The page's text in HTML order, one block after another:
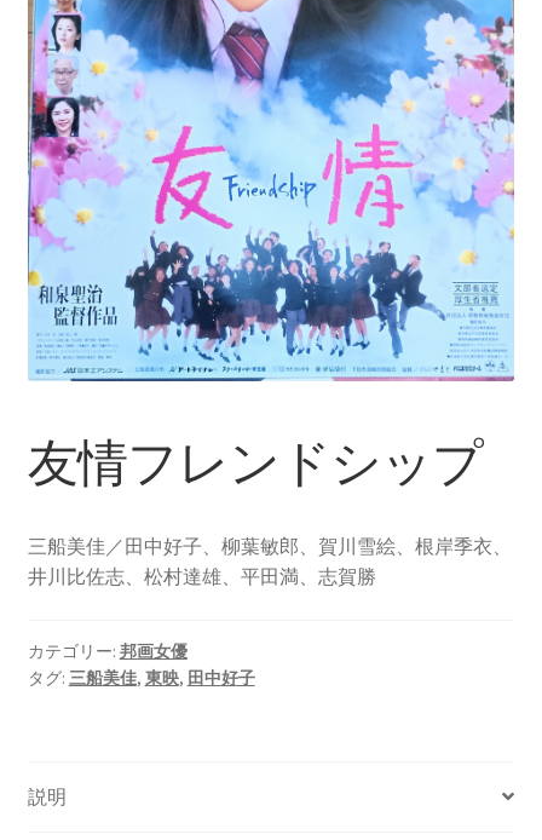
友情フレンドシップ
三船美佳／田中好子、柳葉敏郎、賀川雪絵、根岸季衣、
井川比佐志、松村達雄、平田満、志賀勝
カテゴリー: 邦画女優
タグ: 三船美佳, 東映, 田中好子
説明